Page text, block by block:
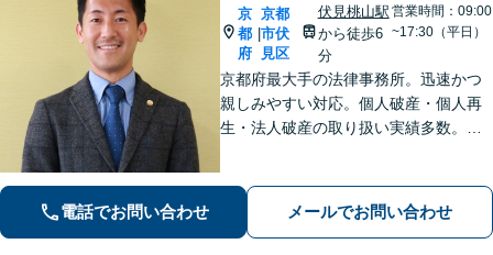
京
都
府
京都
市伏
見区
伏見桃山駅
から徒歩6
分
営業時間：09:00
~17:30（平日）
京都府最大手の法律事務所。迅速かつ
親しみやすい対応。個人破産・個人再
生・法人破産の取り扱い実績多数。
陵前駅・京阪中書島駅徒歩10分】
電話でお問い合わせ メールでお問い合わせ